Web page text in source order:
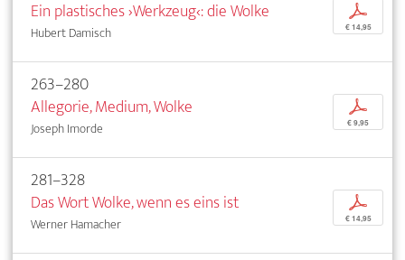
Ein plastisches ›Werkzeug‹: die Wolke
Hubert Damisch
p
€ 14,95
263–280
Allegorie, Medium, Wolke
Joseph Imorde
p
€ 9,95
281–328
Das Wort Wolke, wenn es eins ist
Werner Hamacher
p
€ 14,95